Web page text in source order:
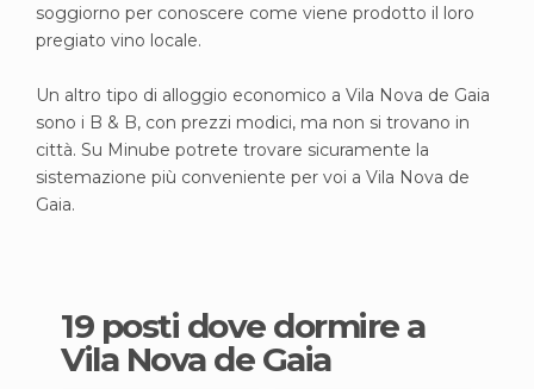
soggiorno per conoscere come viene prodotto il loro
pregiato vino locale.
Un altro tipo di alloggio economico a Vila Nova de Gaia
sono i B & B, con prezzi modici, ma non si trovano in
città. Su Minube potrete trovare sicuramente la
sistemazione più conveniente per voi a Vila Nova de
Gaia.
19 posti dove dormire a
Vila Nova de Gaia